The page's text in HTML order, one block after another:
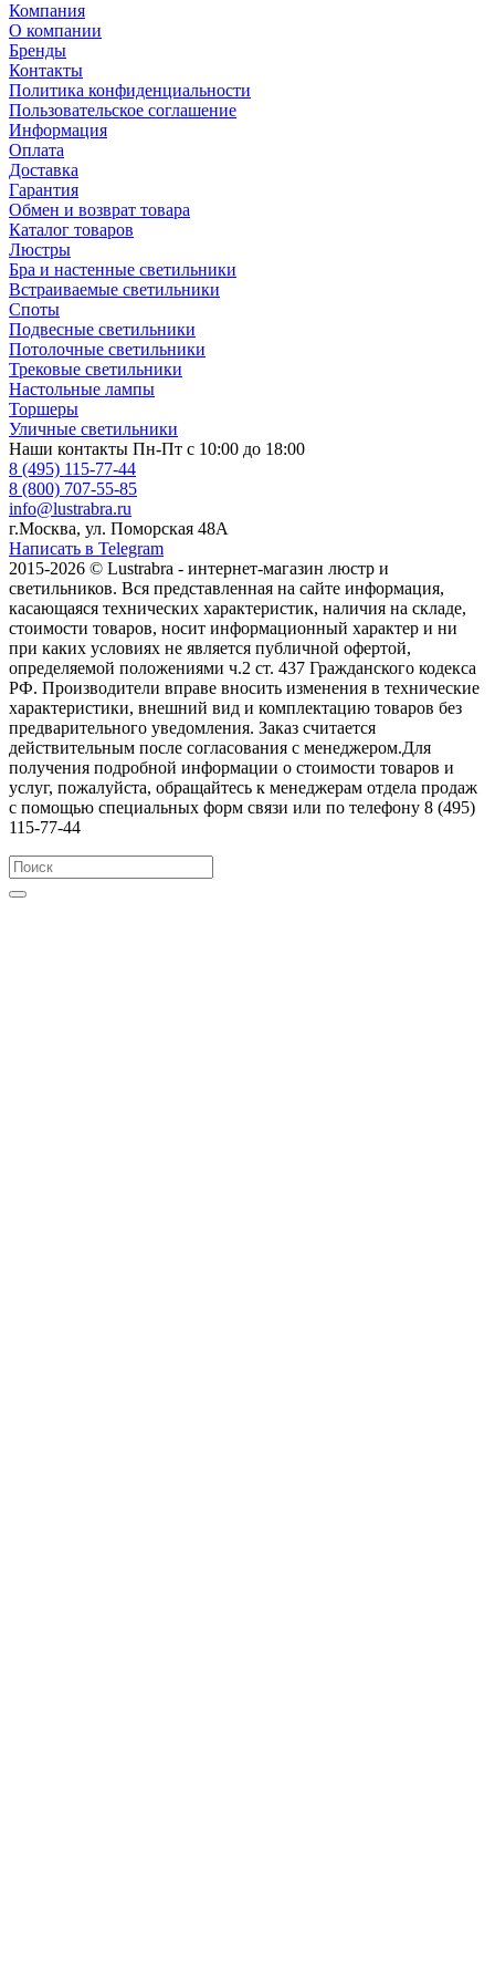
Компания
О компании
Бренды
Контакты
Политика конфиденциальности
Пользовательское соглашение
Информация
Оплата
Доставка
Гарантия
Обмен и возврат товара
Каталог товаров
Люстры
Бра и настенные светильники
Встраиваемые светильники
Споты
Подвесные светильники
Потолочные светильники
Трековые светильники
Настольные лампы
Торшеры
Уличные светильники
Наши контакты Пн-Пт с 10:00 до 18:00
8 (495) 115-77-44
8 (800) 707-55-85
info@lustrabra.ru
г.Москва, ул. Поморская 48А
Написать в Telegram
2015-2026 © Lustrabra - интернет-магазин люстр и
светильников. Вся представленная на сайте информация,
касающаяся технических характеристик, наличия на складе,
стоимости товаров, носит информационный характер и ни
при каких условиях не является публичной офертой,
определяемой положениями ч.2 ст. 437 Гражданского кодекса
РФ. Производители вправе вносить изменения в технические
характеристики, внешний вид и комплектацию товаров без
предварительного уведомления. Заказ считается
действительным после согласования с менеджером.Для
получения подробной информации о стоимости товаров и
услуг, пожалуйста, обращайтесь к менеджерам отдела продаж
с помощью специальных форм связи или по телефону 8 (495)
115-77-44